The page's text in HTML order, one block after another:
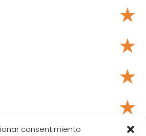
consentimiento
★
★
★
★